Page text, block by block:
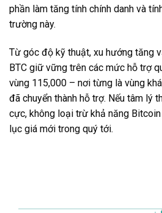
phần làm tăng tính chính danh và
trường này.
Từ góc độ kỹ thuật, xu hướng tăng
BTC giữ vững trên các mức hỗ trợ
vùng 115,000 – nơi từng là vùng
đã chuyển thành hỗ trợ. Nếu tâm lý
cực, không loại trừ khả năng
lục giá mới trong quý tới.